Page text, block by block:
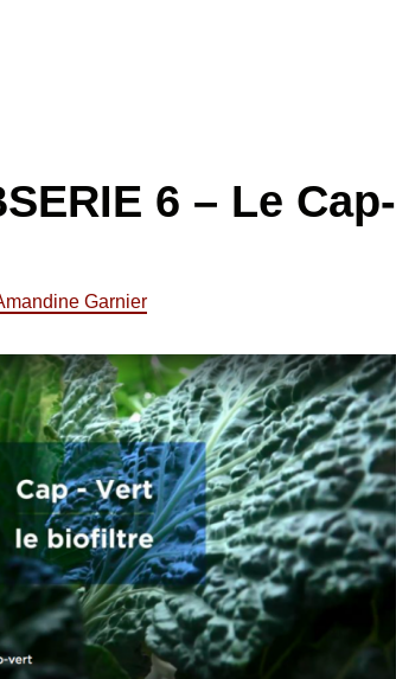
6 – Le Cap-
Garnier